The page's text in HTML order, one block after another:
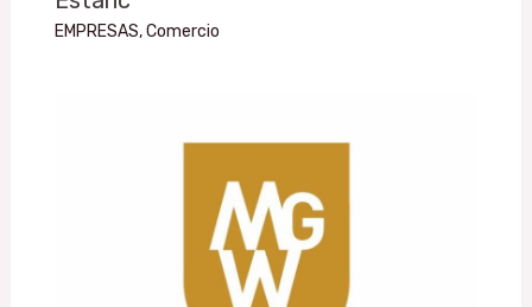
EMPRESAS,Comercio